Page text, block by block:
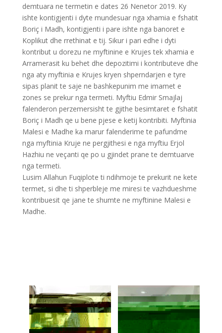
demtuara ne termetin e dates 26 Nenetor 2019. Ky
ishte kontigjenti i dyte mundesuar nga xhamia e fshatit
Boriç i Madh, kontigjenti i pare ishte nga banoret e
Koplikut dhe rrethinat e tij. Sikur i pari edhe i dyti
kontribut u dorezu ne myftinine e Krujes tek xhamia e
Arramerasit ku behet dhe depozitimi i kontributeve dhe
nga aty myftinia e Krujes kryen shperndarjen e tyre
sipas planit te saje ne bashkepunim me imamet e
zones se prekur nga termeti. Myftiu Edmir Smajlaj
falenderon perzemersisht te gjithe besimtaret e fshatit
Boriç i Madh qe u bene pjese e ketij kontribiti. Myftinia
Malesi e Madhe ka marur falenderime te pafundme
nga myftinia Kruje ne pergjithesi e nga myftiu Erjol
Hazhiu ne veçanti qe po u gjindet prane te demtuarve
nga termeti.
Lusim Allahun Fuqiplote ti ndihmoje te prekurit ne kete
termet, si dhe ti shperbleje me miresi te vazhdueshme
kontribuesit qe jane te shumte ne myftinine Malesi e
Madhe.